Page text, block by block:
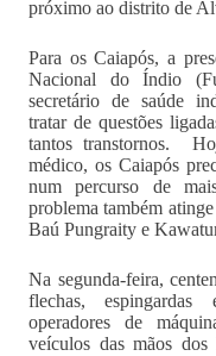
próximo ao distrito de
Para os Caiapós, a
Nacional do Índio
secretário de saúde
tratar de questões
tantos transtornos.
médico, os Caiapós
num percurso de
problema também
Baú Pungraity e
Na segunda-feira,
flechas,
operadores de
veículos das mãos dos